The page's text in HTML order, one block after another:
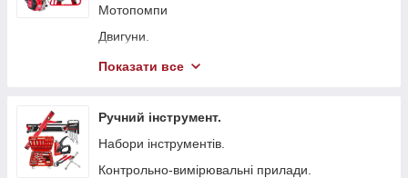
Токарні станки
Гайковерти мережеві
Свердлильні верстати
Штроборізи
Плиткорізи.
Електроножиці
Мотопомпи
Двигуни.
Бензопили.
Віброплити
Бензинові газонокосарки.
Бетонорізи
Показати все
Ручний інструмент.
Набори інструментів.
Контрольно-вимірювальні прилади.